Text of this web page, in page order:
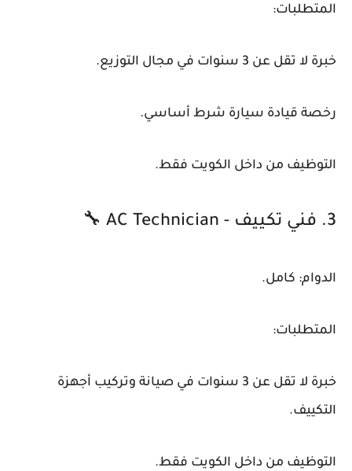
المتطلبات:
خبرة لا تقل عن 3 سنوات في مجال التوزيع.
رخصة قيادة سيارة شرط أساسي.
التوظيف من داخل الكويت فقط.
3. فني تكييف - AC Technician 🔧
الدوام: كامل.
المتطلبات:
خبرة لا تقل عن 3 سنوات في صيانة وتركيب أجهزة
التكييف.
التوظيف من داخل الكويت فقط.